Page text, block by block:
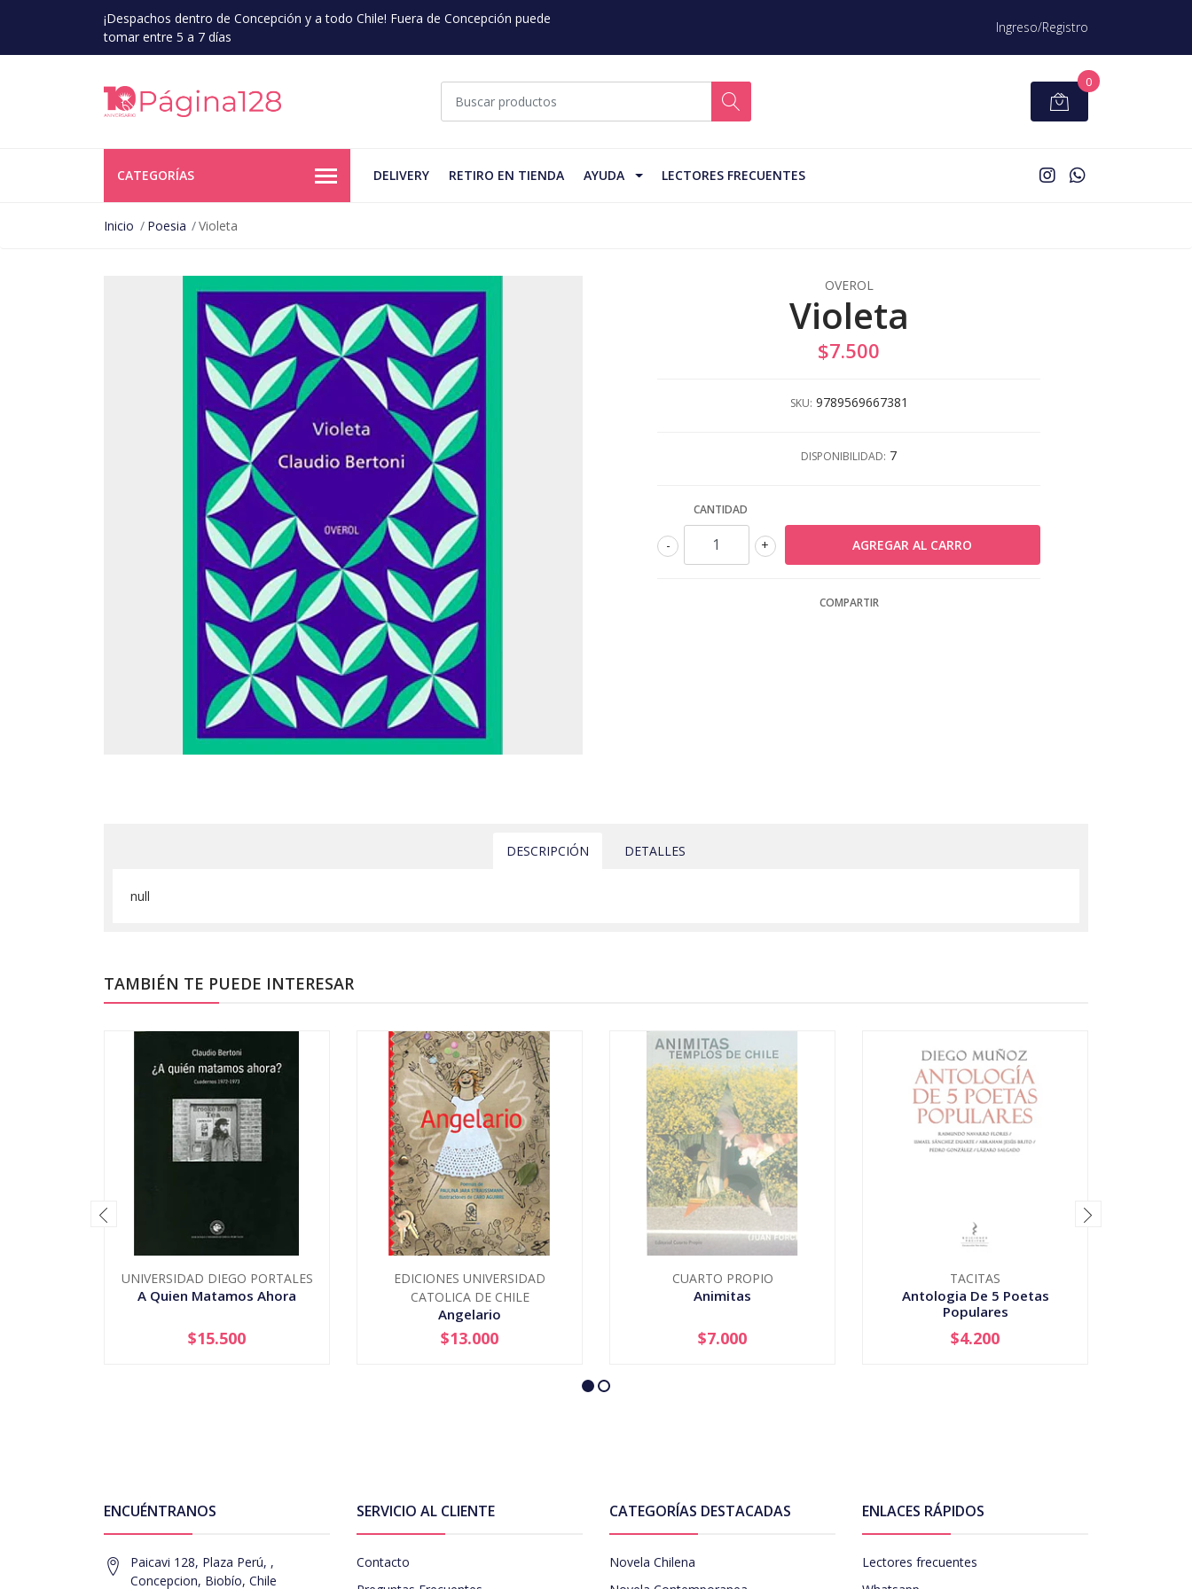
¡Despachos dentro de Concepción y a todo Chile! Fuera de Concepción puede
tomar entre 5 a 7 días
Ingreso/Registro
0
CATEGORÍAS DELIVERY RETIRO EN TIENDA AYUDA LECTORES FRECUENTES
Inicio Poesia Violeta
OVEROL
Violeta
$7.500
SKU: 9789569667381
DISPONIBILIDAD: 7
CANTIDAD
+
-
COMPARTIR
DESCRIPCIÓN DETALLES
null
TAMBIÉN TE PUEDE INTERESAR
UNIVERSIDAD DIEGO PORTALES
A Quien Matamos Ahora
+
$15.500
EDICIONES UNIVERSIDAD
CATOLICA DE CHILE
Angelario
+
$13.000
CUARTO PROPIO
Animitas
AGOTADO
$7.000
TACITAS
Antologia De 5 Poetas
Populares
AGOTADO
$4.200
ENCUÉNTRANOS
Paicavi 128, Plaza Perú, ,
Concepcion, Biobío, Chile
SERVICIO AL CLIENTE
Contacto
CATEGORÍAS DESTACADAS
Novela Chilena
ENLACES RÁPIDOS
Lectores frecuentes